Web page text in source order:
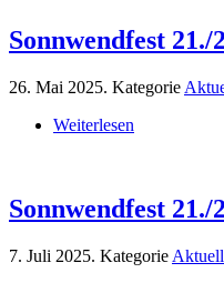
Sonnwendfest 21./
26. Mai 2025. Kategorie
Weiterlesen
Sonnwendfest 21./
7. Juli 2025. Kategorie